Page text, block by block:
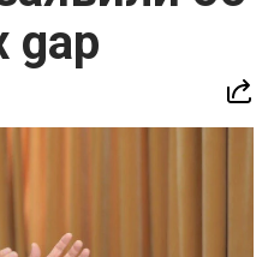
gap